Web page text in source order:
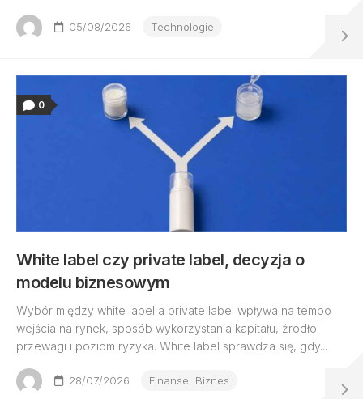
05/08/2026 Technologie
0
White label czy private label, decyzja o
modelu biznesowym
Wybór między white label a private label wpływa na tempo
wejścia na rynek, sposób wykorzystania kapitału, źródło
przewagi i poziom ryzyka. White label sprawdza się, gdy...
28/07/2026 Finanse, Biznes